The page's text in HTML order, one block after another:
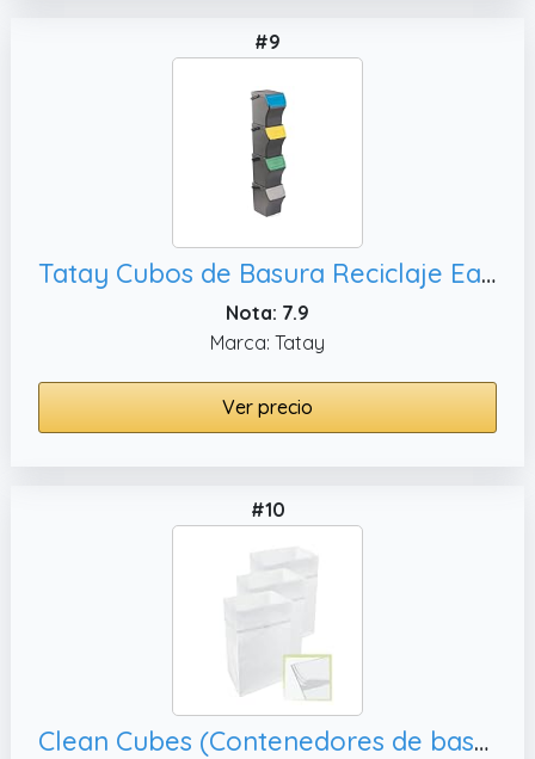
#9
Tatay Cubos de Basura Reciclaje Easy Waste 20L | Set de 4 | Diseño Modular y Apilable | Tapa con Sistema Click | Asa de Transporte Integrada | Hecho de Material Reciclado | 35x27x36 cm - Gris
Nota: 7.9
Marca: Tatay
Ver precio
#10
Clean Cubes (Contenedores de basura multiforro de 30 galones y contenedores de reciclaje para eliminación sanitaria de basura. Contenedores desechables para fiestas, reciclaje y mucho más.